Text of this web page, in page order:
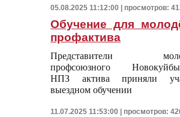
05.08.2025 11:12:00 | просмотров:
Обучение для
профактива
Представители
профсоюзного
НПЗ актива приняли
выездном обучении
11.07.2025 11:53:00 | просмотров: